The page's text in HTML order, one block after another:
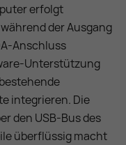
erfolgt
der Ausgang
Anschluss
Unterstützung
integrieren. Die
den USB-Bus des
überflüssig macht